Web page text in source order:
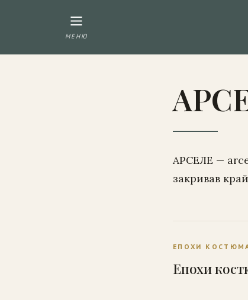
МЕНЮ
АРСЕЛЕ —
закривав
ЕПОХИ
Епохи